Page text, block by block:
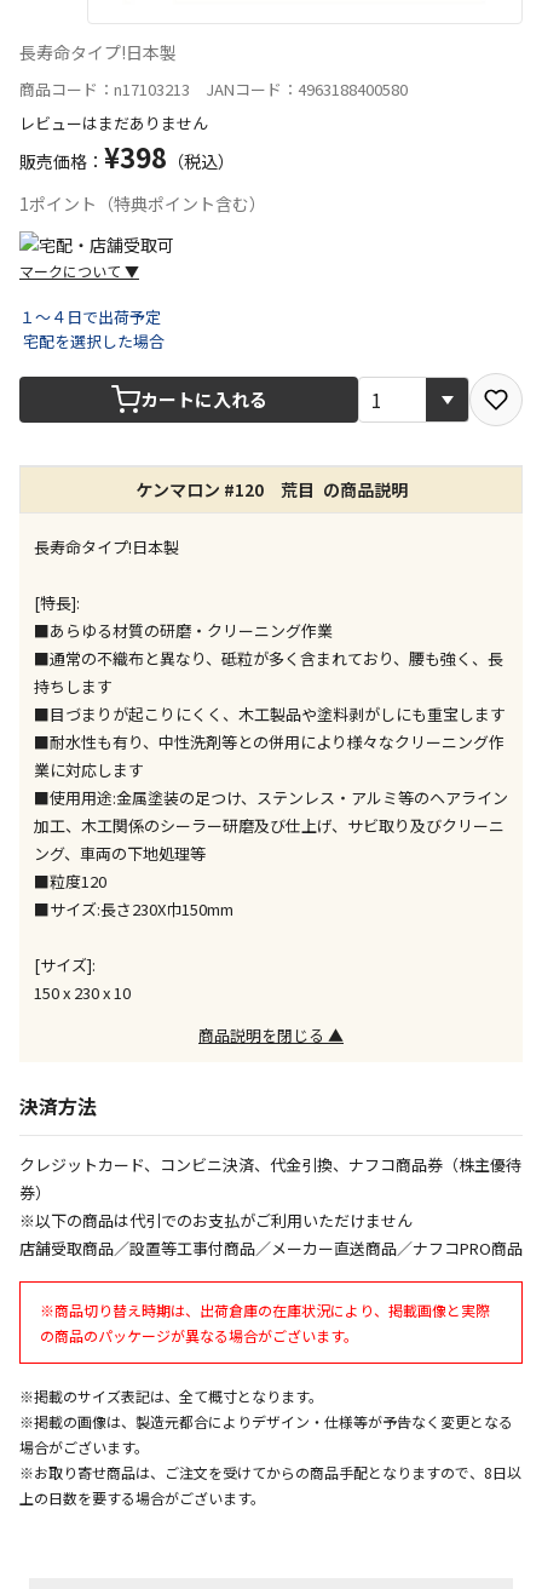
長寿命タイプ!日本製
商品コード：n17103213 JANコード：4963188400580
レビューはまだありません
販売価格： ¥398 （税込）
1ポイント（特典ポイント含む）
マークについて ▼
できません）
※同時購入の商品は、全て同じ店舗での受取となりま
す
す
※ほか商品との同時購入はできません。お手数です
が、ご購入手続きを分けてお買い求めください
※支払い方法の代金引換は選択できません。
※電話注文はできません。
宅配のみでお届けする商品です（店舗受取は選択でき
ません）
ただし、メーカーの営業日に基づき出荷手続きを行う
また、日曜・祝日や年末年始などの長期休業期間中
設置工事代金も含まれた商品です
お見積商品です。金額・施工日はお打ち合わせの上、
決定となります。
お見積商品です。金額・施工日はお打ち合わせの上、
エアコンの取付工事が必要な商品です。別途費用が発
生する場合がございます。
１～４日で出荷予定
宅配を選択した場合
カートに入れる
ケンマロン #120 荒目 の商品説明
長寿命タイプ!日本製
[特長]:
■あらゆる材質の研磨・クリーニング作業
■通常の不織布と異なり、砥粒が多く含まれており、腰も強く、長
持ちします
■目づまりが起こりにくく、木工製品や塗料剥がしにも重宝します
■耐水性も有り、中性洗剤等との併用により様々なクリーニング作
業に対応します
■使用用途:金属塗装の足つけ、ステンレス・アルミ等のヘアライン
加工、木工関係のシーラー研磨及び仕上げ、サビ取り及びクリーニ
ング、車両の下地処理等
■粒度120
■サイズ:長さ230X巾150mm
[サイズ]:
150 x 230 x 10
商品説明を閉じる ▲
決済方法
クレジットカード、コンビニ決済、代金引換、ナフコ商品券（株主優待
券）
※以下の商品は代引でのお支払がご利用いただけません
店舗受取商品／設置等工事付商品／メーカー直送商品／ナフコPRO商品
※商品切り替え時期は、出荷倉庫の在庫状況により、掲載画像と実際
の商品のパッケージが異なる場合がございます。
※掲載のサイズ表記は、全て概寸となります。
※掲載の画像は、製造元都合によりデザイン・仕様等が予告なく変更となる
場合がございます。
※お取り寄せ商品は、ご注文を受けてからの商品手配となりますので、8日以
上の日数を要する場合がございます。